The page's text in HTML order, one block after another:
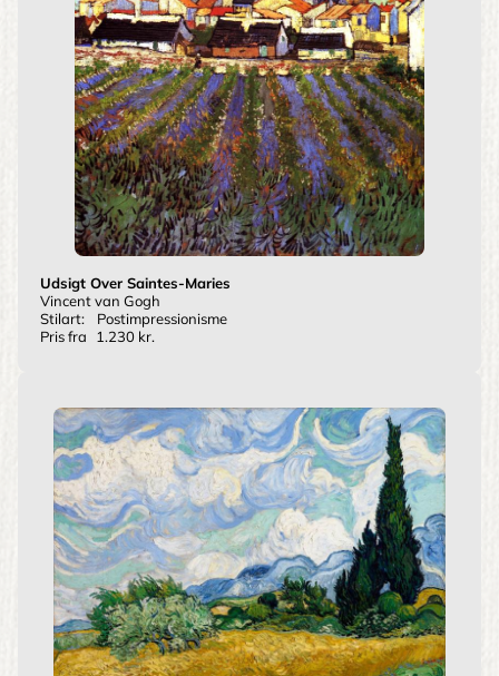
Udsigt Over Saintes-Maries
Vincent van Gogh
Stilart:
Postimpressionisme
Pris fra
1.230 kr.